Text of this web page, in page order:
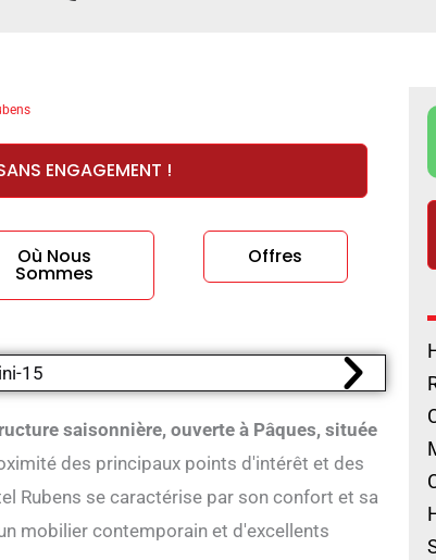
ENGAGEMENT !
Où Nous
Sommes
Offres
saisonnière, ouverte à Pâques, située
des principaux points d'intérêt et des
Rubens se caractérise par son confort et sa
mobilier contemporain et d'excellents